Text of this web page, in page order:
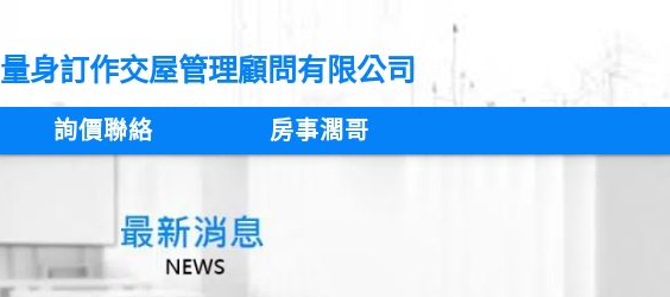
量身訂作交屋管理顧問有限公司
詢價聯絡 房事濶哥